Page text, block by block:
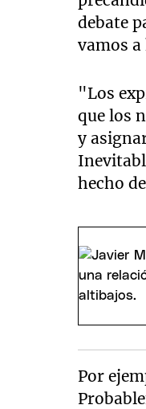
debate
vamos a
"Los
que los
y
hecho
Por